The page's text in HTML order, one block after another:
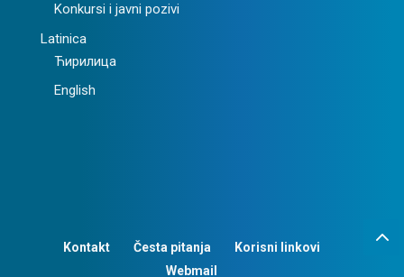
Konkursi i javni pozivi
Latinica
Ћирилица
English
Kontakt Česta pitanja
Korisni linkovi
Webmail